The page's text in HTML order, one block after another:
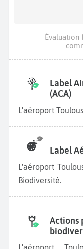
Évaluation
Label
(ACA)
L'aéroport
Label
L'aéroport Toulouse Blagnac n'est pas labélisé Aéro
Biodiversité.
Actions